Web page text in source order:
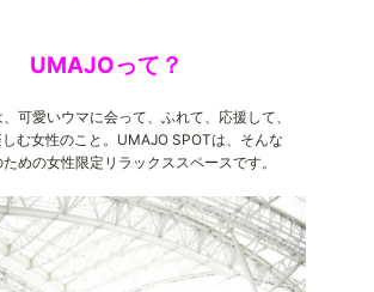
UMAJOって？
可愛いウマに会って、ふれて、応援して、
む女性のこと。UMAJO SPOTは、そんな
めの女性限定リラックススペースです。